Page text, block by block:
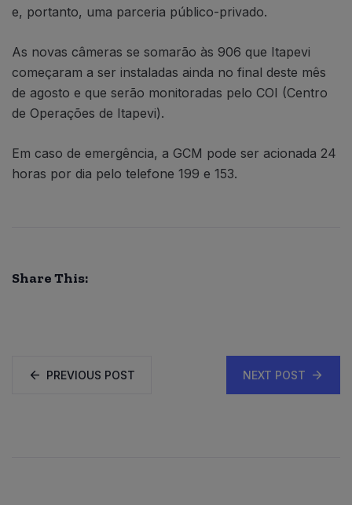
e, portanto, uma parceria público-privado.
As novas câmeras se somarão às 906 que Itapevi
começaram a ser instaladas ainda no final deste mês
de agosto e que serão monitoradas pelo COI (Centro
de Operações de Itapevi).
Em caso de emergência, a GCM pode ser acionada 24
horas por dia pelo telefone 199 e 153.
Share This:
PREVIOUS POST NEXT POST